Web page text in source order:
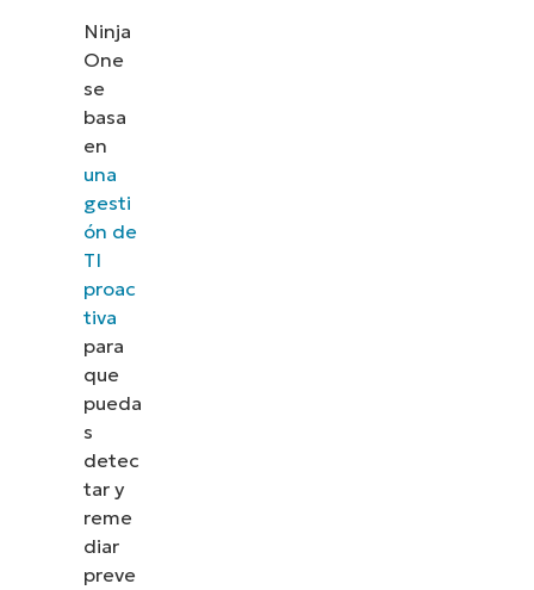
Ninja
One
se
basa
en
una
gesti
ón de
TI
proac
tiva
para
que
pueda
s
detec
tar y
reme
diar
preve